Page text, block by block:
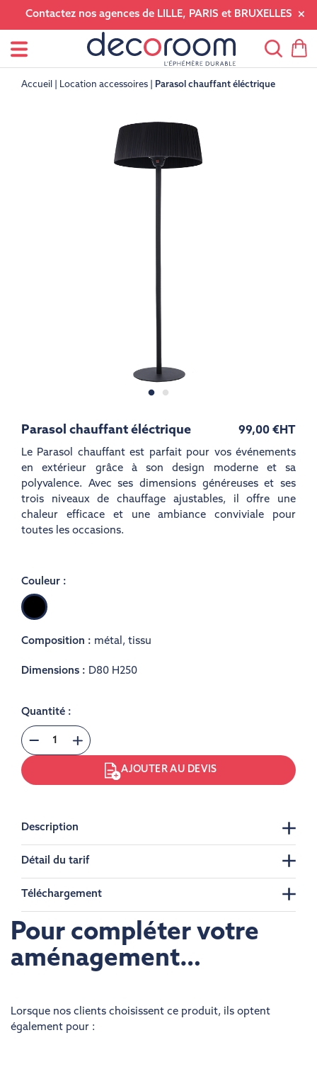
Contactez nos agences de LILLE, PARIS et BRUXELLES
Accueil Location accessoires Parasol chauffant éléctrique
Parasol chauffant éléctrique 99,00 €HT
Le Parasol chauffant est parfait pour vos événements
en extérieur grâce à son design moderne et sa
polyvalence. Avec ses dimensions généreuses et ses
trois niveaux de chauffage ajustables, il offre une
chaleur efficace et une ambiance conviviale pour
toutes les occasions.
Couleur :
Noir
Composition : métal, tissu
Dimensions : D80 H250
Quantité :
AJOUTER AU DEVIS
Description
Détail du tarif
Téléchargement
Pour compléter votre
aménagement…
Lorsque nos clients choisissent ce produit, ils optent
également pour :